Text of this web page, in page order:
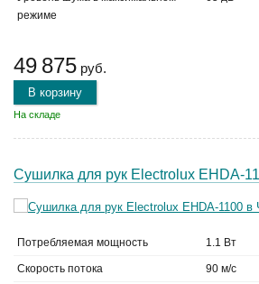
режиме
49 875 руб.
В корзину
На складе
Сушилка для рук Electrolux EHDA-
Потребляемая мощность 1.1 Вт
Скорость потока 90 м/с